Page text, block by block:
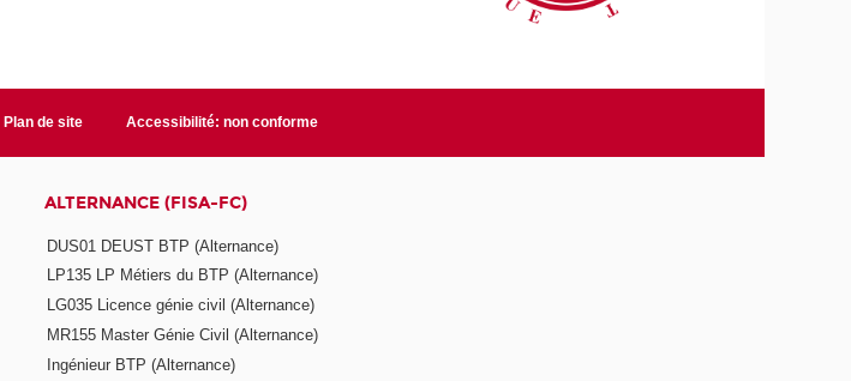
Plan de site Accessibilité: non conforme
ALTERNANCE (FISA-FC)
DUS01 DEUST BTP (Alternance)
LP135 LP Métiers du BTP (Alternance)
LG035 Licence génie civil (Alternance)
MR155 Master Génie Civil (Alternance)
Ingénieur BTP (Alternance)